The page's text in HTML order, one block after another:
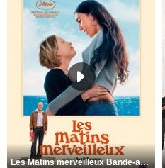
Les Matins merveilleux Bande-annonce VF